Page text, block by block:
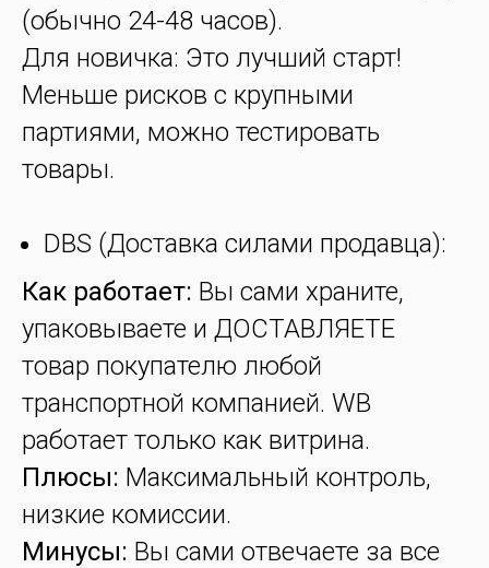
(обычно 24-48 часов).
Для новичка: Это лучший старт!
Меньше рисков с крупными
партиями, можно тестировать
товары.
DBS (Доставка силами продавца):
Как работает: Вы сами храните,
упаковываете и ДОСТАВЛЯЕТЕ
товар покупателю любой
транспортной компанией. WB
работает только как витрина.
Плюсы: Максимальный контроль,
низкие комиссии.
Минусы: Вы сами отвечаете за все